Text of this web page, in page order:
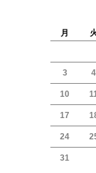
月
3 4
10
17
24
31